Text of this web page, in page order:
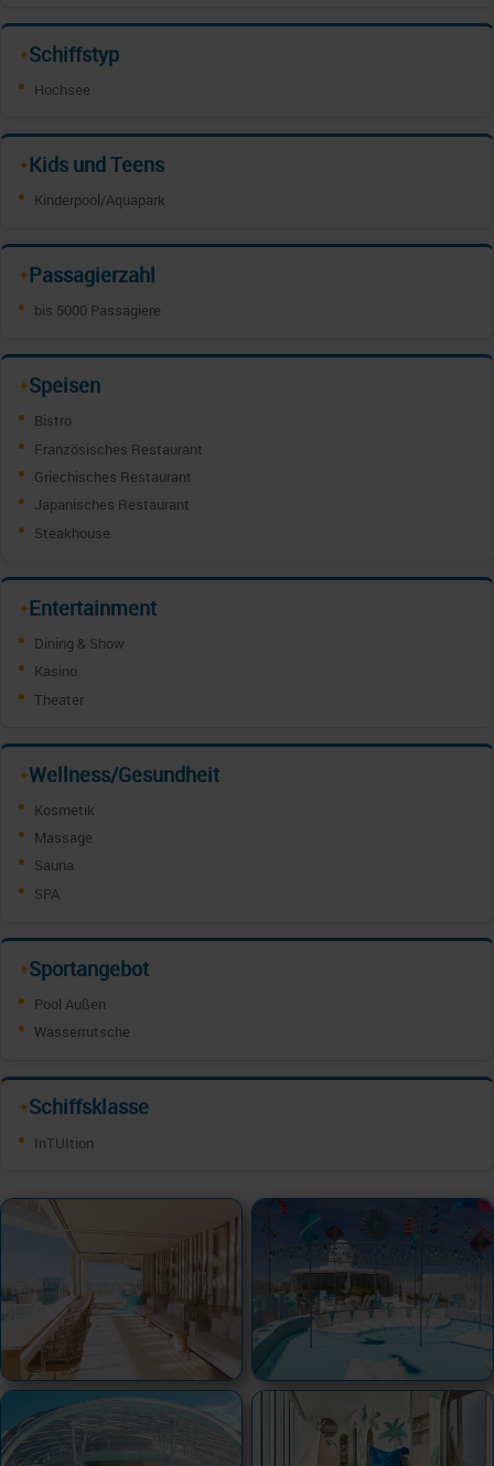
✦Schiffstyp
Hochsee
✦Kids und Teens
Kinderpool/Aquapark
✦Passagierzahl
bis 5000 Passagiere
✦Speisen
Bistro
Französisches Restaurant
Griechisches Restaurant
Japanisches Restaurant
Steakhouse
✦Entertainment
Dining & Show
Kasino
Theater
✦Wellness/Gesundheit
Kosmetik
Massage
Sauna
SPA
✦Sportangebot
Pool Außen
Wasserrutsche
✦Schiffsklasse
InTUItion